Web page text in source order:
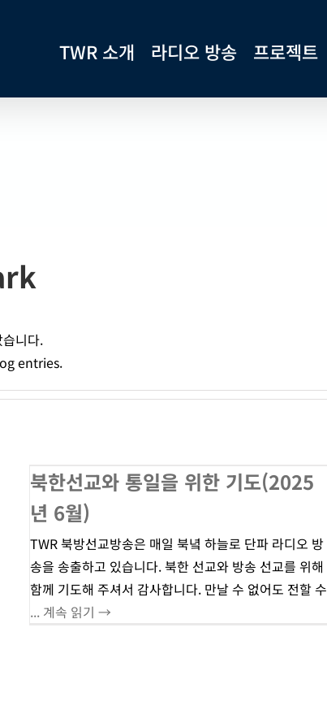
TWR 소개 라디오 방송 프로젝트
니다.
entries.
북한선교와 통일을 위한 기도(2025
년 6월)
TWR 북방선교방송은 매일 북녘 하늘로 단파 라디오 방
송을 송출하고 있습니다. 북한 선교와 방송 선교를 위해
함께 기도해 주셔서 감사합니다. 만날 수 없어도 전할 수
... 계속 읽기 →